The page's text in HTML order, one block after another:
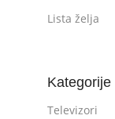
Lista želja
Kategorije
Televizori